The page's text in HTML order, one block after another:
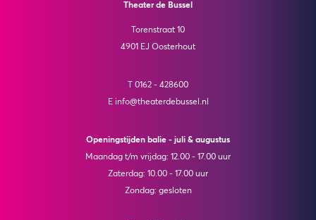
Theater de Bussel
Torenstraat 10
4901 EJ Oosterhout
T 0162 - 428600
E info@theaterdebussel.nl
Openingstijden balie - juli & augustus
Maandag t/m vrijdag: 12.00 - 17.00 uur
Zaterdag: 10.00 - 17.00 uur
Zondag: gesloten